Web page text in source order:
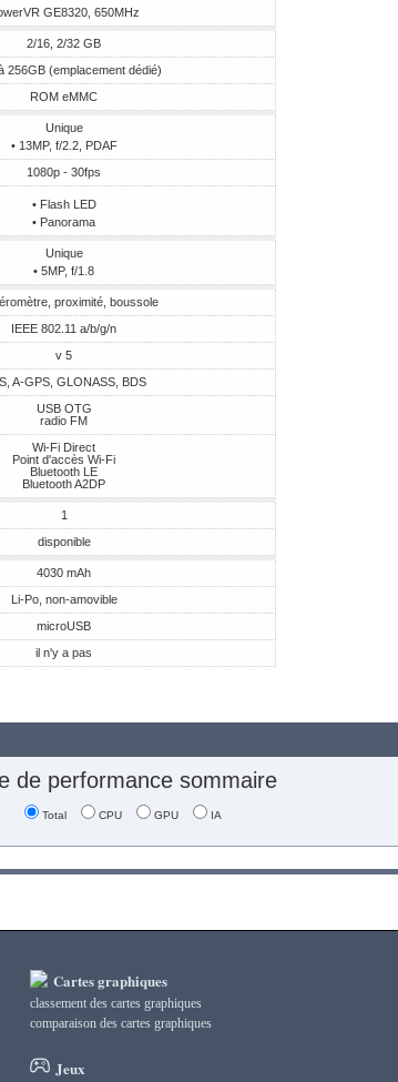
GE8320, 650MHz
2/16, 2/32 GB
256GB (emplacement dédié)
ROM eMMC
Unique
• 13MP, f/2.2, PDAF
1080p - 30fps
• Flash LED
• Panorama
Unique
• 5MP, f/1.8
proximité, boussole
IEEE 802.11 a/b/g/n
v 5
A-GPS, GLONASS, BDS
USB OTG
radio FM
Wi-Fi Direct
Point d'accès Wi-Fi
Bluetooth LE
Bluetooth A2DP
1
disponible
4030 mAh
Li-Po, non-amovible
microUSB
il n'y a pas
de performance sommaire
Total CPU GPU IA
Cartes graphiques
classement des cartes graphiques
сomparaison des cartes graphiques
Jeux